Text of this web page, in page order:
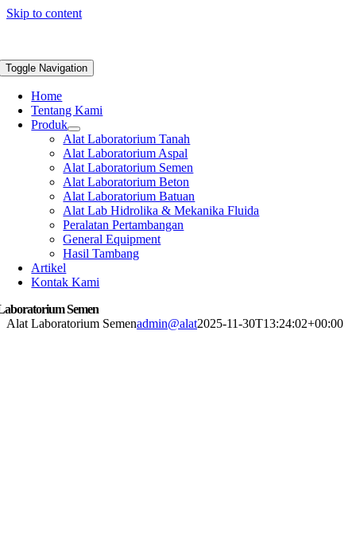
Skip to content
Toggle Navigation
Home
Tentang Kami
Produk
Alat Laboratorium Tanah
Alat Laboratorium Aspal
Alat Laboratorium Semen
Alat Laboratorium Beton
Alat Laboratorium Batuan
Alat Lab Hidrolika & Mekanika Fluida
Peralatan Pertambangan
General Equipment
Hasil Tambang
Artikel
Kontak Kami
Semen
Alat Laboratorium Semenadmin@alat2025-11-30T13:24:02+00:00